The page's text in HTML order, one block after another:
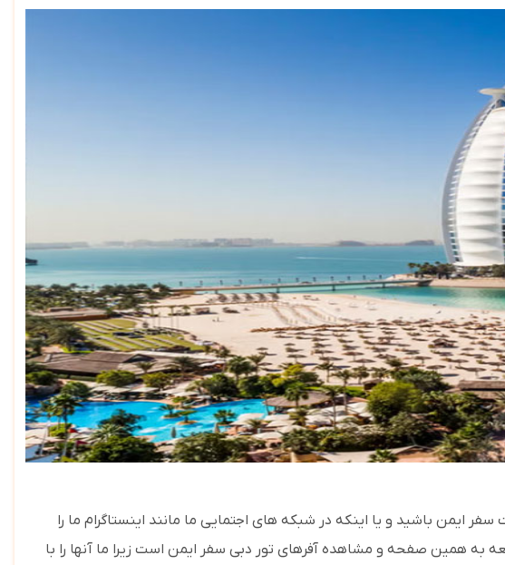
ایمن باشید و یا اینکه در شبکه های اجتمایی ما مانند اینستاگرام ما را
به همین صفحه و مشاهده آفرهای تور دبی سفر ایمن است زیرا ما آنها را با